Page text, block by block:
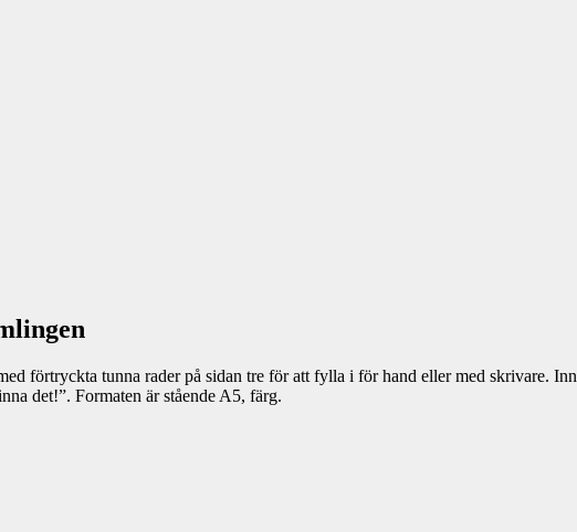
förtryckta tunna rader på sidan tre för att fylla i för hand eller med skrivare.
det!”. Formaten är stående A5, färg.